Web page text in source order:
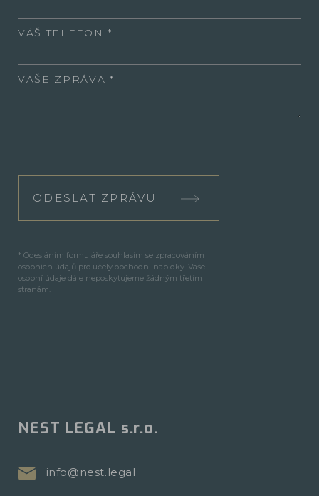
VÁŠ TELEFON
VAŠE ZPRÁVA
ODESLAT ZPRÁVU
* Odesláním formuláře souhlasím se zpracováním
osobních údajů pro účely obchodní nabídky. Vaše
osobní údaje dále neposkytujeme žádným třetím
stranám.
NEST LEGAL s.r.o.
info@nest.legal